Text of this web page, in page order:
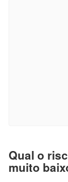
Qual o
muito